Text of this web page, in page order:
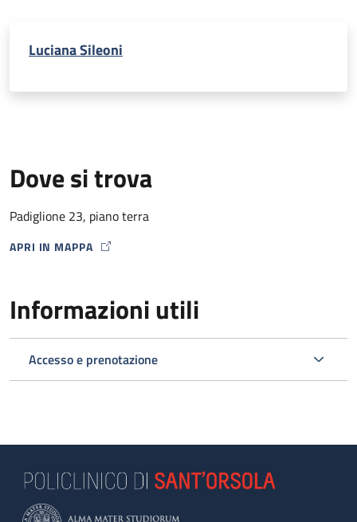
Luciana Sileoni
Dove si trova
Padiglione 23, piano terra
APRI IN MAPPA
MAP ICON
Informazioni utili
Accesso e prenotazione